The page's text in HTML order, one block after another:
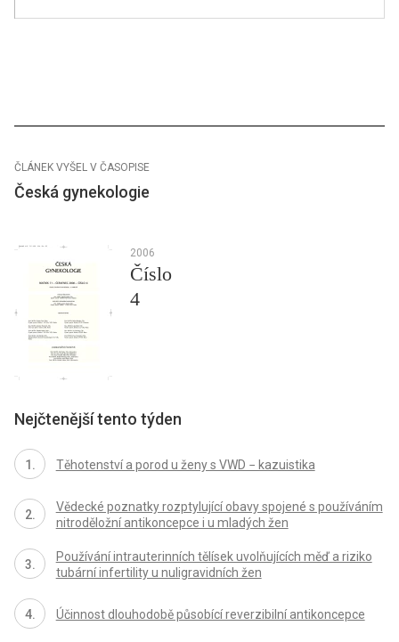
ČLÁNEK VYŠEL V ČASOPISE
Česká gynekologie
2006
Číslo
4
Nejčtenější tento týden
Těhotenství a porod u ženy s VWD − kazuistika
Vědecké poznatky rozptylující obavy spojené s používáním
nitroděložní antikoncepce i u mladých žen
Používání intrauterinních tělísek uvolňujících měď a riziko
tubární infertility u nuligravidních žen
Účinnost dlouhodobě působící reverzibilní antikoncepce